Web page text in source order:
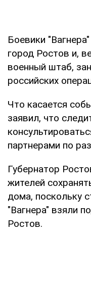
Боевики
город Ростов и,
военный штаб,
российских
Что касается
заявил, что
партнерами по
Губернатор
жителей
дома, поскольку
"Вагнера" ​​взяли
Ростов.